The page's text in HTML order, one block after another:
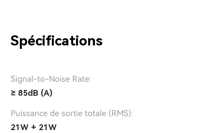
Spécifications
Signal-to-Noise Rate:
≥ 85dB (A)
Puissance de sortie totale (RMS):
21W + 21W